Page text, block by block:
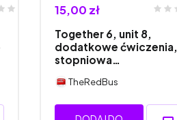
15,00 zł
Together 6, unit 8,
dodatkowe ćwiczenia,
stopniowa…
TheRedBus